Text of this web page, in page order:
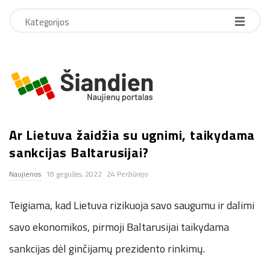
Kategorijos
S
a
n
d
i
Ar Lietuva žaidžia su ugnimi, taikydama
sankcijas Baltarusijai?
Naujienos 18 gegužės, 2022 24 Peržiūrėjo
Teigiama, kad Lietuva rizikuoja savo saugumu ir dalimi
savo ekonomikos, pirmoji Baltarusijai taikydama
sankcijas dėl ginčijamų prezidento rinkimų.